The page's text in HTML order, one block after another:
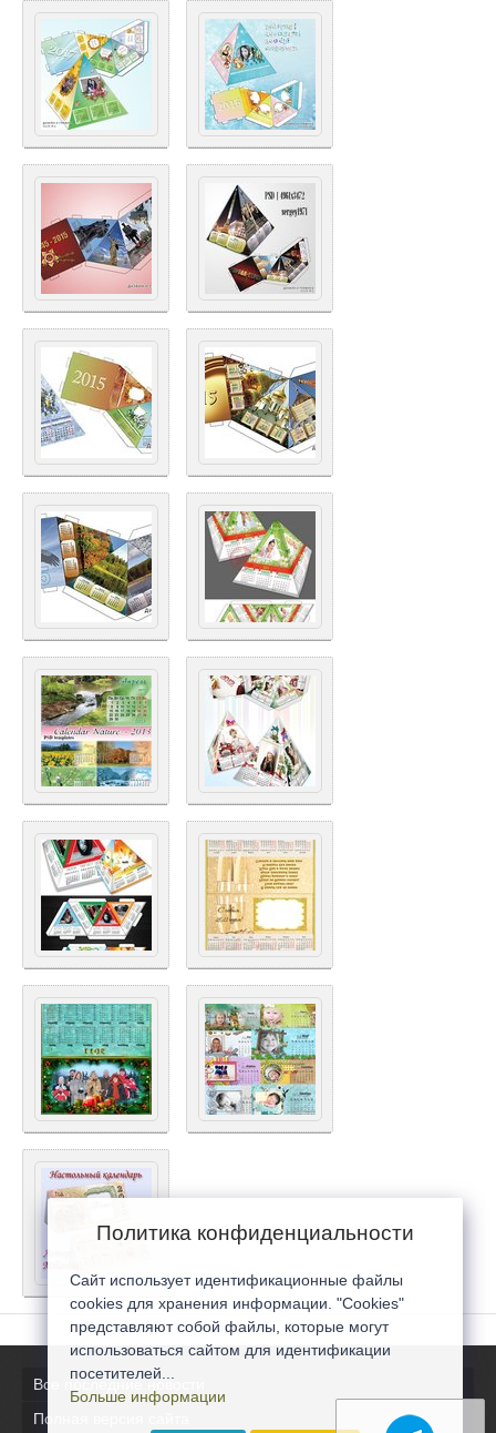
Все последние новости
Полная версия сайта
Политика конфиденциальности
Сайт использует идентификационные файлы
cookies для хранения информации. "Cookies"
представляют собой файлы, которые могут
использоваться сайтом для идентификации
посетителей...
Больше информации